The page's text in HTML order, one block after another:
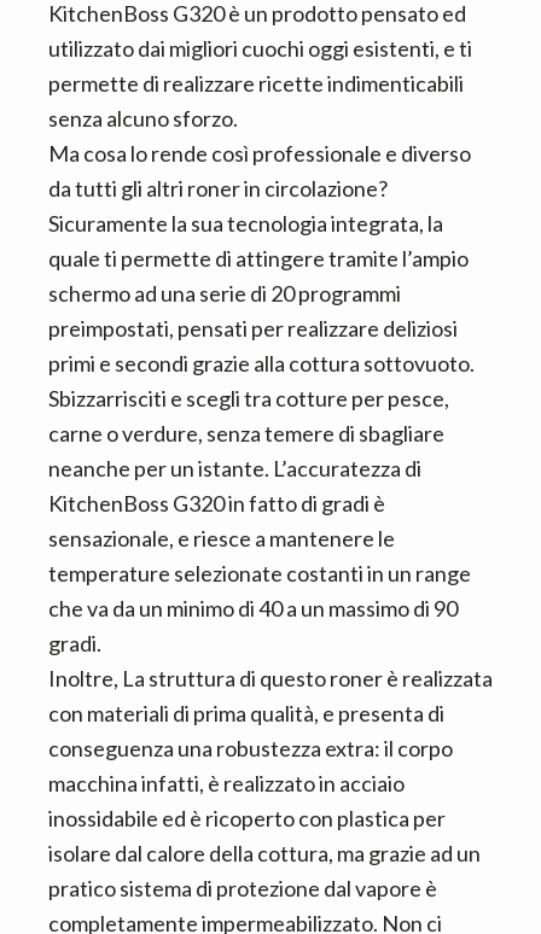
KitchenBoss G320 è un prodotto pensato ed
utilizzato dai migliori cuochi oggi esistenti, e ti
permette di realizzare ricette indimenticabili
senza alcuno sforzo.
Ma cosa lo rende così professionale e diverso
da tutti gli altri roner in circolazione?
Sicuramente la sua tecnologia integrata, la
quale ti permette di attingere tramite l’ampio
schermo ad una serie di 20 programmi
preimpostati, pensati per realizzare deliziosi
primi e secondi grazie alla cottura sottovuoto.
Sbizzarrisciti e scegli tra cotture per pesce,
carne o verdure, senza temere di sbagliare
neanche per un istante. L’accuratezza di
KitchenBoss G320 in fatto di gradi è
sensazionale, e riesce a mantenere le
temperature selezionate costanti in un range
che va da un minimo di 40 a un massimo di 90
gradi.
Inoltre, La struttura di questo roner è realizzata
con materiali di prima qualità, e presenta di
conseguenza una robustezza extra: il corpo
macchina infatti, è realizzato in acciaio
inossidabile ed è ricoperto con plastica per
isolare dal calore della cottura, ma grazie ad un
pratico sistema di protezione dal vapore è
completamente impermeabilizzato. Non ci